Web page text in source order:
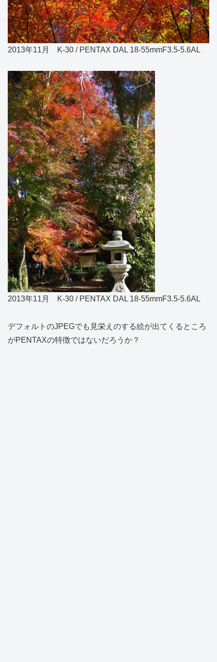
2013年11月 K-30 / PENTAX DAL 18-55mmF3.5-5.6AL
2013年11月 K-30 / PENTAX DAL 18-55mmF3.5-5.6AL
デフォルトのJPEGでも見栄えのする絵が出てくるところ
がPENTAXの特徴ではないだろうか？